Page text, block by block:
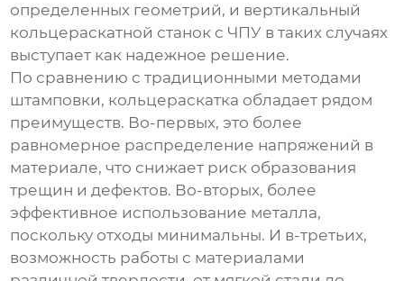
определенных геометрий, и вертикальный
кольцераскатной станок с ЧПУ в таких случаях
выступает как надежное решение.
По сравнению с традиционными методами
штамповки, кольцераскатка обладает рядом
преимуществ. Во-первых, это более
равномерное распределение напряжений в
материале, что снижает риск образования
трещин и дефектов. Во-вторых, более
эффективное использование металла,
поскольку отходы минимальны. И в-третьих,
возможность работы с материалами